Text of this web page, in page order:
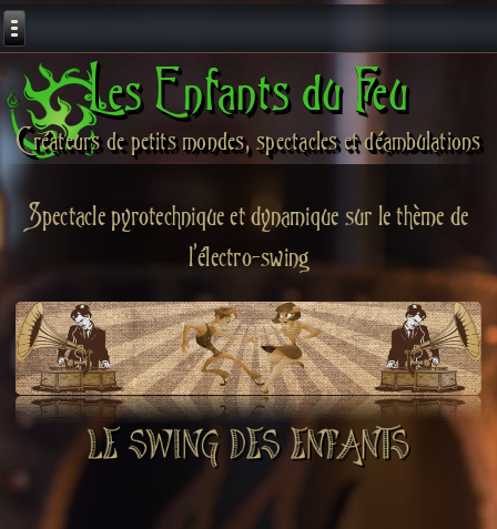
Les Enfants du Feu
Créateurs de petits mondes, spectacles et déambulations
Spectacle pyrotechnique et dynamique sur le thème de
l'électro-swing